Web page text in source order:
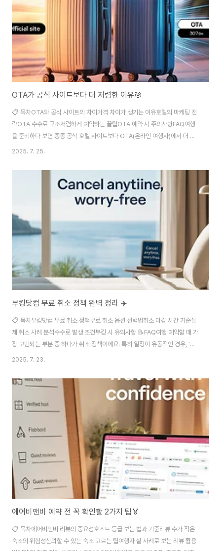
제가 직접 여행 준비를 하면..
OTA가 공식 사이트보다 더 저렴한 이유🎯
📋 목차OTA와 공식 사이트의 차이가격 차이가 생기는 이유호텔의 마케팅 전
략OTA 수수료 구조저렴하게 예약하는 꿀팁OTA 예약 시 주의사항FAQ여행
을 준비하다 보면 종종 공식 호텔 사이트보다 OTA(온라인 여행사)에서 더 저
렴한 가격을 발견하게 돼요. 왜 이런 일이 발생할까요? 많은 사람들이 궁금해하
이 아님을 알게 되면, 여행 예약의 숨겨진 구조가 보이기 시작해요. 특히 요즘은
모바일 앱 할인, 한정 특가, 회원 전용 딜 등 다양한 프로모션을 통해 OTA가 가
격 경쟁력을 유지하고 있어요. 그럼에도 불구하고 '공식이 더 정확하고 안전하
지 않나?'라는 생각이 드는 것도 사실이에요. 그래서 오늘 포스팅에서는 OTA
가 왜 공식보다 저..
2025. 7. 25.
부킹닷컴 무료 취소 정책 완벽 정리 ✈️
📋 목차부킹닷컴 무료 취소 정책무료 취소 옵션 선택법취소 마감 시간 기준실
제 취소 사례 분석수수료 발생 조건부킹 시 유의사항 📝FAQ여행 예약할 때 가
장 고민되는 부분 중 하나가 취소 정책이에요. 특히 일정이 유동적인 경우, '무
료 취소' 옵션은 정말 중요한 요소죠. 부킹닷컴에서는 많은 숙소들이 전날까지
아니기 때문에 자세한 조건을 알아두는 게 필요해요. 이 글에서는 부킹닷컴의
무료 취소 정책이 어떤 방식으로 운영되는지, 선택 시 주의할 점은 무엇인지, 그
리고 실제로 여행자들이 겪은 사례를 바탕으로 꼼꼼히 알려드릴게요. 예약 전
에 꼭 알아두면 좋은 팁들도 함께 정리했어요. 예약한 후 갑작스러운 일정 변경
이 생기더라도 걱정 ..
2025. 7. 23.
에어비앤비 예약 전 꼭 확인할 2가지 팁🏅
📋 목차에어비앤비 리뷰의 중요성호스트 등급 보는 법과 기준리뷰 수가 적은
숙소의 위험성신뢰할 수 있는 숙소 고르는 팁여행자 실 사례로 보는 리뷰 활용